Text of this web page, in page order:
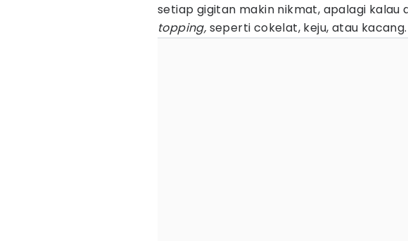
setiap gigitan makin nikmat, apalagi kalau
topping, seperti cokelat, keju, atau kacang.